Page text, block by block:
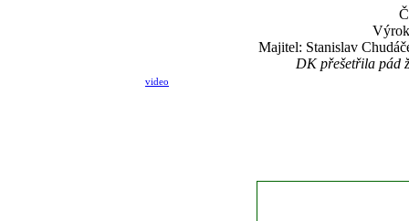
Majitel: Stanislav
DK přešetřila pád
video